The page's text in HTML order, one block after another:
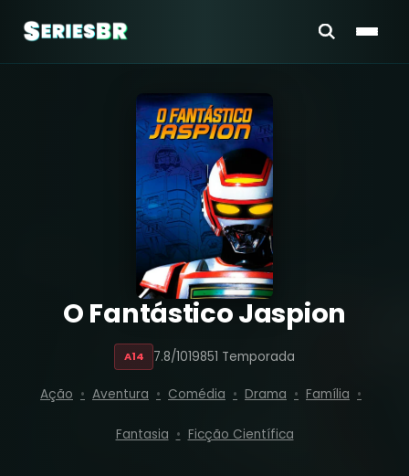
O Fantástico Jaspion
A14 7.8/1019851 Temporada
Ação Aventura Comédia Drama Família
Fantasia Ficção Científica